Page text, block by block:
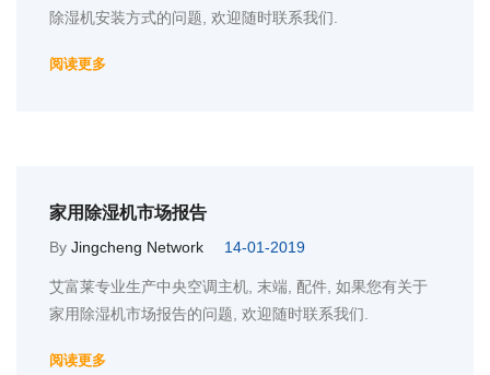
除湿机安装方式的问题, 欢迎随时联系我们.
阅读更多
家用除湿机市场报告
By Jingcheng Network 14-01-2019
艾富莱专业生产中央空调主机, 末端, 配件, 如果您有关于
家用除湿机市场报告的问题, 欢迎随时联系我们.
阅读更多